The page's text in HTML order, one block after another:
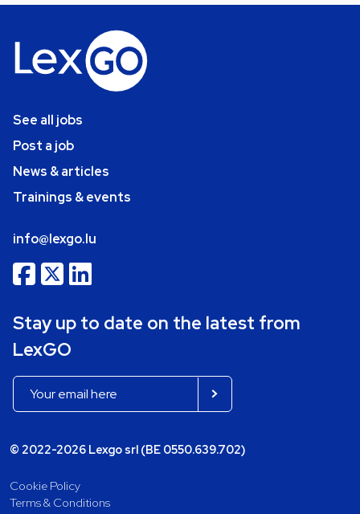
See all jobs
Post a job
News & articles
Trainings & events
info@lexgo.lu
Stay up to date on the latest from
LexGO
© 2022-2026 Lexgo srl (BE 0550.639.702)
Cookie Policy
Terms & Conditions